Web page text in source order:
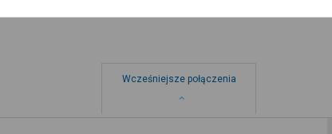
Wcześniejsze połączenia